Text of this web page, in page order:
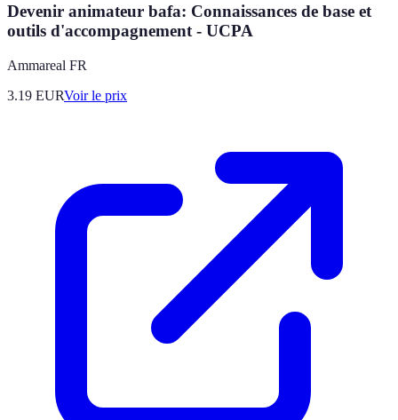
Devenir animateur bafa: Connaissances de base et
outils d'accompagnement - UCPA
Ammareal FR
3.19 EURVoir le prix